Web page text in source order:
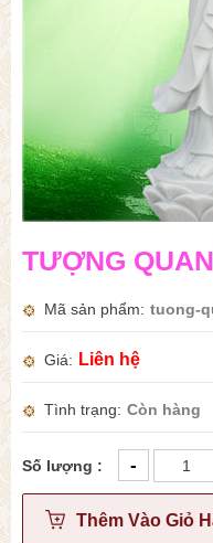
TƯỢNG
Mã sản phẩm tuong-
Giá Liên hệ
Tình trạng Còn hàng
Số lượng : -
Thêm Vào Giỏ